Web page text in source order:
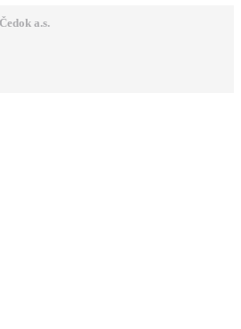
a.s.